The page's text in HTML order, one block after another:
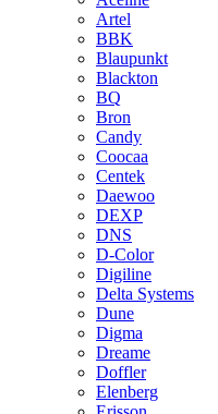
Artel
BBK
Blaupunkt
Blackton
BQ
Bron
Candy
Coocaa
Centek
Daewoo
DEXP
DNS
D-Color
Digiline
Delta Systems
Dune
Digma
Dreame
Doffler
Elenberg